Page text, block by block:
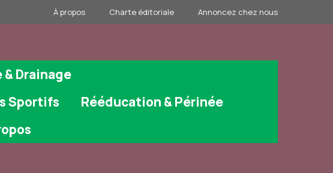
À propos Charte éditoriale Annoncez chez nous
& Drainage
Sportifs
Rééducation & Périnée